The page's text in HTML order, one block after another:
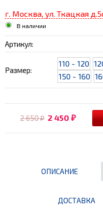
г. Москва, ул. Ткацкая
В наличии
Артикул:
Размер:
110 - 120
150 - 160
2 650₽ 2 450₽
ОПИСАНИЕ
ДОСТАВКА